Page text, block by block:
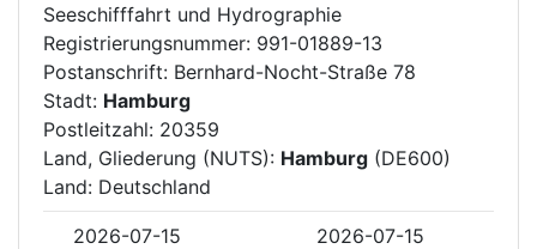
Seeschifffahrt und Hydrographie
Registrierungsnummer: 991-01889-13
Postanschrift: Bernhard-Nocht-Straße 78
Stadt: Hamburg
Postleitzahl: 20359
Land, Gliederung (NUTS): Hamburg (DE600)
Land: Deutschland
2026-07-15
2026-07-15